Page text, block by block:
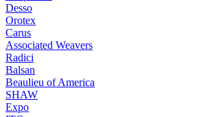
Desso
Orotex
Carus
Associated Weavers
Radici
Balsan
Beaulieu of America
SHAW
Expo